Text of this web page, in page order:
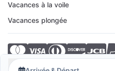
Vacances à la voile
Vacances plongée